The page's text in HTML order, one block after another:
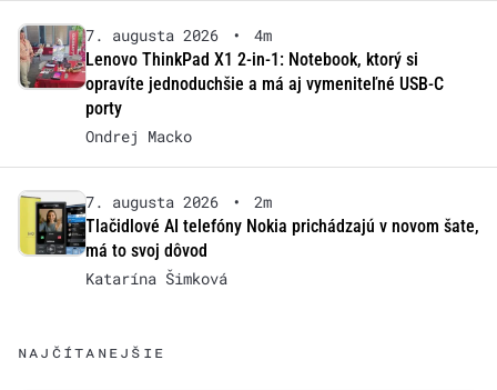
7. augusta 2026 •
4m
Lenovo ThinkPad X1 2-in-1: Notebook, ktorý si
opravíte jednoduchšie a má aj vymeniteľné USB-C
porty
Ondrej Macko
7. augusta 2026 •
2m
Tlačidlové AI telefóny Nokia prichádzajú v novom šate,
má to svoj dôvod
Katarína Šimková
NAJČÍTANEJŠIE